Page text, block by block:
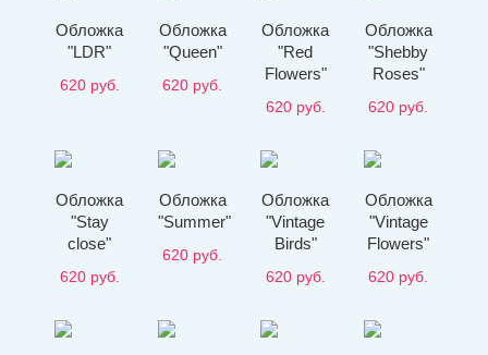
Обложка
"LDR"
620 руб.
Обложка
"Queen"
620 руб.
Обложка
"Red
Flowers"
620 руб.
Обложка
"Shebby
Roses"
620 руб.
Обложка
"Stay
close"
620 руб.
Обложка
"Summer"
620 руб.
Обложка
"Vintage
Birds"
620 руб.
Обложка
"Vintage
Flowers"
620 руб.